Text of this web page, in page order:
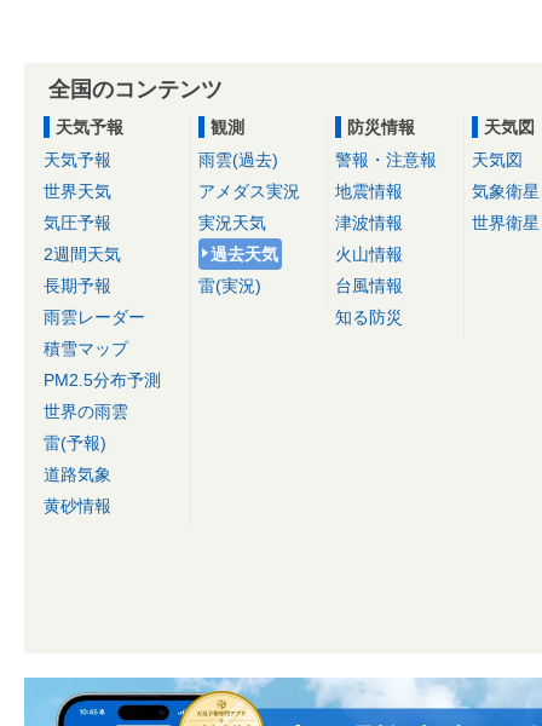
全国のコンテンツ
天気予報
天気予報
世界天気
気圧予報
2週間天気
長期予報
雨雲レーダー
積雪マップ
PM2.5分布予測
世界の雨雲
雷(予報)
道路気象
黄砂情報
観測
雨雲(過去)
アメダス実況
実況天気
過去天気
雷(実況)
防災情報
警報・注意報
地震情報
津波情報
火山情報
台風情報
知る防災
天気図
天気図
気象衛星
世界衛星